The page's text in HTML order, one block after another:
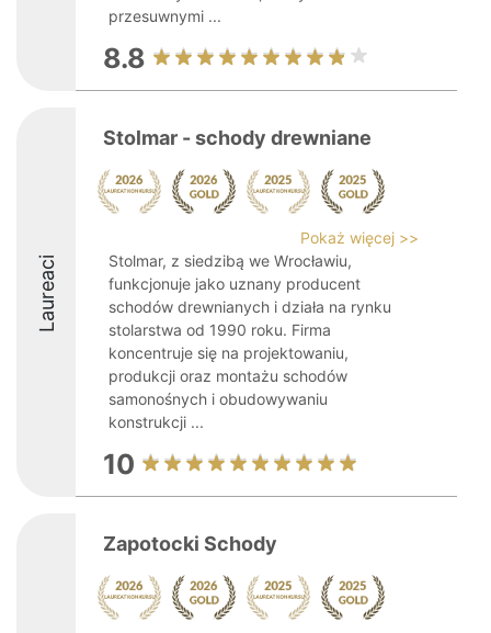
przesuwnymi ...
8.8
Laureaci
Stolmar - schody drewniane
Pokaż więcej >>
Stolmar, z siedzibą we Wrocławiu,
funkcjonuje jako uznany producent
schodów drewnianych i działa na rynku
stolarstwa od 1990 roku. Firma
koncentruje się na projektowaniu,
produkcji oraz montażu schodów
samonośnych i obudowywaniu
konstrukcji ...
10
Zapotocki Schody